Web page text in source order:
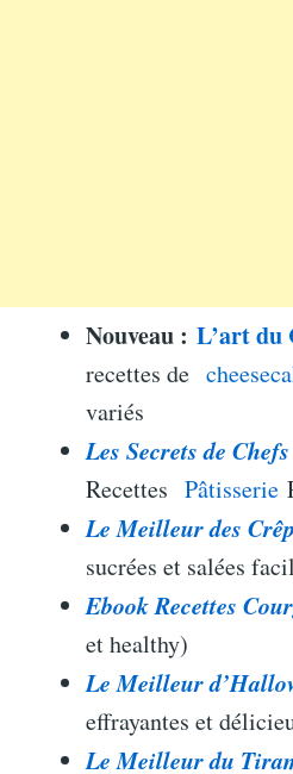
Nouveau : L’art du
recettes de
variés
Les Secrets de Chefs
Recettes Pâtisserie
Le Meilleur des
sucrées et salées
Ebook Recettes
et healthy)
Le Meilleur
effrayantes et
Le Meilleur du